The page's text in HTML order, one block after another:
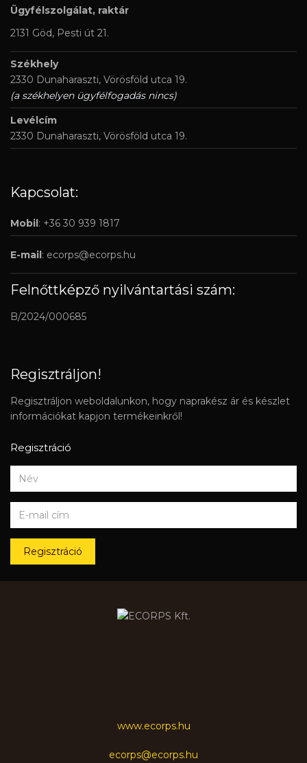
Ügyfélszolgálat, raktár
2131 Göd, Pesti út 21.
Székhely
2330 Dunaharaszti, Vörösföld utca 19.
(a székhelyen ügyfélfogadás nincs)
Levélcím
2330 Dunaharaszti, Vörösföld utca 19.
Kapcsolat:
Mobil: +36 30 939 1817
E-mail: ecorps@ecorps.hu
Felnőttképző nyilvántartási szám:
B/2024/000685
Regisztráljon!
Regisztráljon weboldalunkon, hogy naprakész ár és készlet
információkat kapjon termékeinkről!
Regisztráció
Regisztráció
www.ecorps.hu
ecorps@ecorps.hu